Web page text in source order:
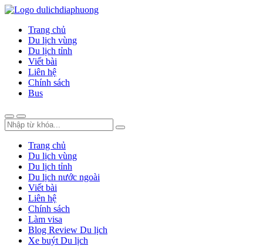
Trang chủ
Du lịch vùng
Du lịch tỉnh
Viết bài
Liên hệ
Chính sách
Bus
Trang chủ
Du lịch vùng
Du lịch tỉnh
Du lịch nước ngoài
Viết bài
Liên hệ
Chính sách
Làm visa
Blog Review Du lịch
Xe buýt Du lịch